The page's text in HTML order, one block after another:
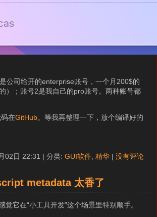
公司给开的enterprise账号，一个月200$的
）；账号2是我自己的pro账号。两种账号都
在GitHub。等我再整理一下，放个编译好的
02日 22:31 | 分类: GUI软件, 精华 | 没有评论
metadata 太香了
觉它在“小工具开发”这个场景里特别顺手。